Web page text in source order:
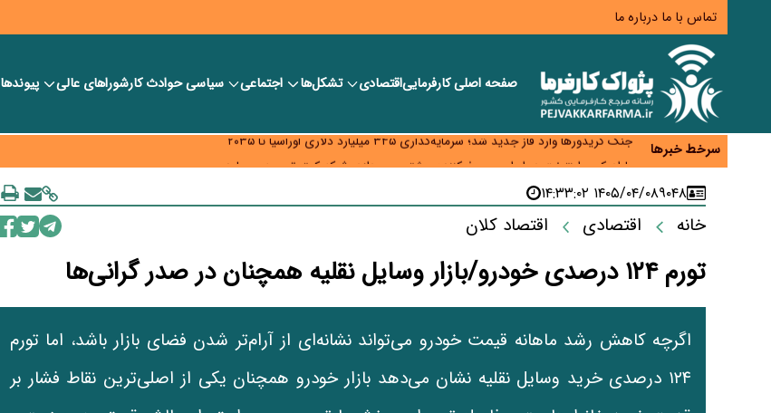
تماس با ما درباره ما
صفحه اصلیکارفرماییاقتصادی تشکل‌ها اجتماعی سیاسیحوادث کارشورا‎های عالی پیوندها
سرخط خبرها
زائران اربعین نگران ارز باقی‌مانده نباشند؛ خرید دینار در بانک‌ها و صرافی‌ها
جنگ کریدورها وارد فاز جدید شد؛ سرمایه‌گذاری ۳۴۵ میلیارد دلاری اوراسیا تا ۲۰۳۵
پارادوکس اینترنت در ایران؛ مصرف‌کننده بیشتر می‌پردازد، شبکه کمتر توسعه می‌یابد
معمای تأمین ۸۰ همت معوقات بازنشستگان؛ بانک رفاه وارد میدان شد
۹۰۴۸۱۴۰۵/۰۴/۰۸ ۱۴:۳۳:۰۲
خانه اقتصادی اقتصاد کلان
تورم ۱۲۴ درصدی خودرو/بازار وسایل نقلیه همچنان در صدر گرانی‌ها
اگرچه کاهش رشد ماهانه قیمت خودرو می‌تواند نشانه‌ای از آرام‌تر شدن فضای بازار باشد، اما تورم
۱۲۴ درصدی خرید وسایل نقلیه نشان می‌دهد بازار خودرو همچنان یکی از اصلی‌ترین نقاط فشار بر